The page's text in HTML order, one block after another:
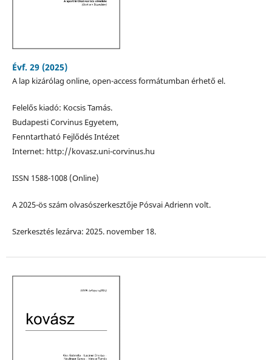
Évf. 29 (2025)
A lap kizárólag online, open-access formátumban érhető el.
Felelős kiadó: Kocsis Tamás.
Budapesti Corvinus Egyetem,
Fenntartható Fejlődés Intézet
Internet: http://kovasz.uni-corvinus.hu
ISSN 1588-1008 (Online)
A 2025-ös szám olvasószerkesztője Pósvai Adrienn volt.
Szerkesztés lezárva: 2025. november 18.